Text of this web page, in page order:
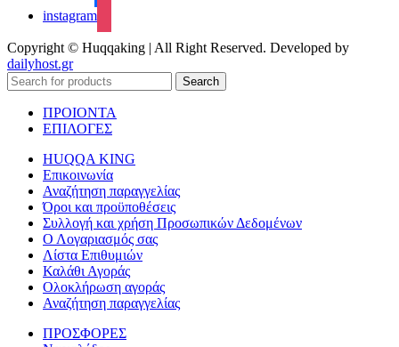
instagram
Copyright © Huqqaking | All Right Reserved. Developed by
dailyhost.gr
Search
ΠΡΟΙΟΝΤΑ
ΕΠΙΛΟΓΕΣ
HUQQA KING
Επικοινωνία
Αναζήτηση παραγγελίας
Όροι και προϋποθέσεις
Συλλογή και χρήση Προσωπικών Δεδομένων
Ο Λογαριασμός σας
Λίστα Επιθυμιών
Καλάθι Αγοράς
Ολοκλήρωση αγοράς
Αναζήτηση παραγγελίας
ΠΡΟΣΦΟΡΕΣ